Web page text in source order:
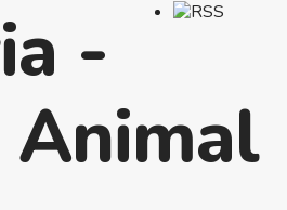
-
Animal